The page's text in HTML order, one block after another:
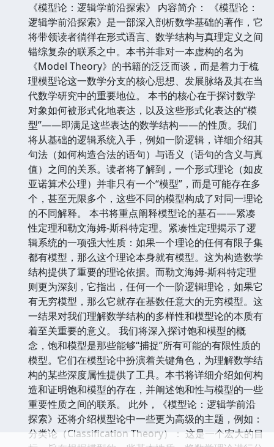
《模型论：逻辑学前沿探索》 内容简介： 《模型论：
逻辑学前沿探索》是一部深入剖析数学基础的著作，它
将带领读者徜徉在形式语言、数学结构与真理定义之间
错综复杂的联系之中。本书并非对一本虚构的名为
《Model Theory》的书籍的泛泛而谈，而是着力于梳
理模型论这一数学分支的核心思想、发展脉络及其在当
代数学研究中的重要地位。 本书的核心在于探讨数学
对象如何被形式化地表达，以及这些形式化表达的“模
型”——即满足这些表达的数学结构——的性质。我们
将从基础的逻辑系统入手，例如一阶逻辑，详细介绍其
句法（如何构造合法的语句）与语义（语句的含义与真
值）之间的关系。读者将了解到，一个形式理论（如皮
亚诺算术公理）并非只有一个“模型”，而是可能存在多
个，甚至无限多个，这些不同的模型构成了对同一理论
的不同解释。 本书将重点阐释模型论的基石——紧凑
性定理和勒文海姆-斯科特定理。紧凑性定理揭示了逻
辑系统的一项强大性质：如果一个理论的任何有限子集
都有模型，那么这个理论本身就有模型。这为构造数学
结构提供了重要的理论依据。而勒文海姆-斯科特定理
则更为深刻，它指出，任何一个一阶逻辑理论，如果它
有无穷模型，那么它就存在基数任意大的无穷模型。这
一结果对我们理解数学结构的多样性和模型论的本质有
着至关重要的意义。 我们将深入探讨饱和模型的概
念，饱和模型是那些能够“捕捉”所有可能的有限性质的
模型。它们在模型论中扮演着关键角色，为理解数学结
构的某些深度属性提供了工具。本书将详细介绍如何构
造和证明饱和模型的存在，并阐述饱和性与模型的一些
重要性质之间的联系。 此外，《模型论：逻辑学前沿
探索》还将介绍模型论中一些更为高级的主题，例如：
分类论（Classification Theory）： 这是一个宏大的目